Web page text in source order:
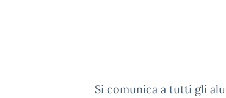
Si comunica a tutti gli